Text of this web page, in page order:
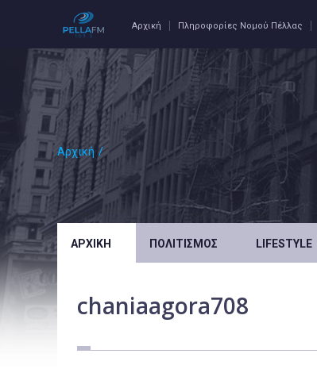
Αρχική Πληροφορίες Νομού Πέλλας
Αρχική /
ΑΡΧΙΚΉ ΠΟΛΙΤΙΣΜΌΣ LIFESTYLE
chaniaagora708